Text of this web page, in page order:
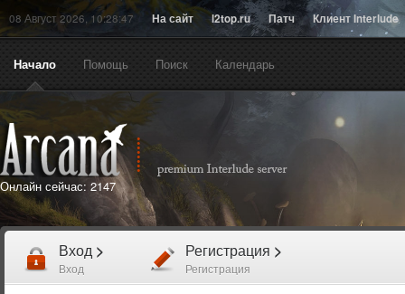
08 Август 2026, 10:28:47 На сайт l2top.ru Патч Клиент Interlude
Начало Помощь Поиск Календарь
Онлайн сейчас: 2147
Вход >
Вход
Регистрация >
Регистрация